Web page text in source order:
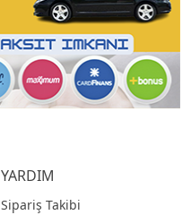
YARDIM
Sipariş Takibi